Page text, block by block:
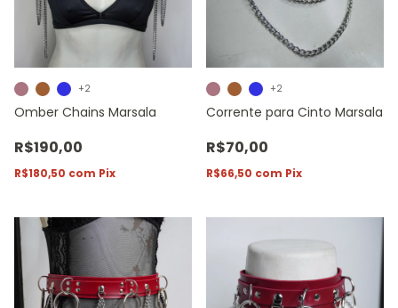
Omber Chains Marsala
R$190,00
R$180,50 com Pix
+2
Corrente para Cinto Marsala
R$70,00
R$66,50 com Pix
+2